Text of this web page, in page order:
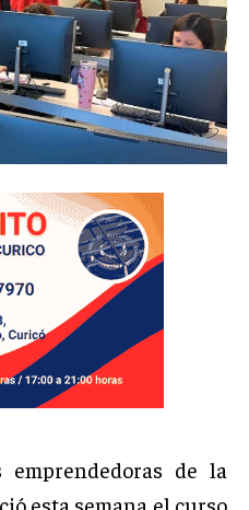
de la
esta semana el curso